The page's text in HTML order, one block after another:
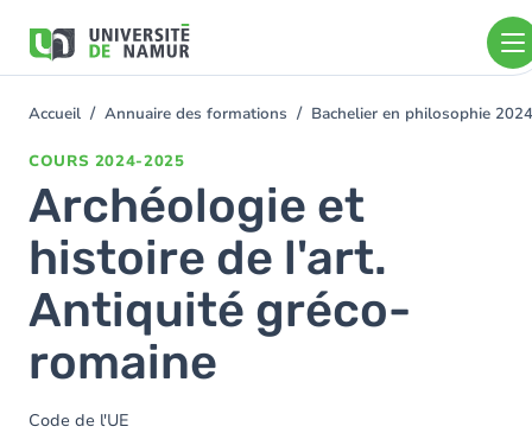
contenu
You
Accueil Annuaire des formations Bachelier en philosophie
COURS 2024-2025
Archéologie et
histoire de l'art.
Antiquité gréco-
romaine
Code de l'UE